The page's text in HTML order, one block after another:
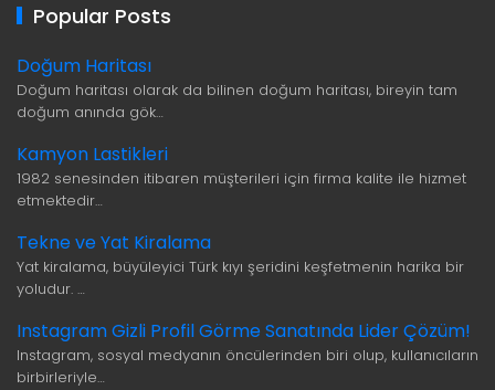
Popular Posts
Doğum Haritası
Doğum haritası olarak da bilinen doğum haritası, bireyin tam
doğum anında gök…
Kamyon Lastikleri
1982 senesinden itibaren müşterileri için firma kalite ile hizmet
etmektedir…
Tekne ve Yat Kiralama
Yat kiralama, büyüleyici Türk kıyı şeridini keşfetmenin harika bir
yoludur. …
Instagram Gizli Profil Görme Sanatında Lider Çözüm!
Instagram, sosyal medyanın öncülerinden biri olup, kullanıcıların
birbirleriyle…